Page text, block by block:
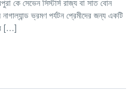
কে সেভেন সিস্টার্স রাজ্য বা সাত বোন
ভ্রমণ পর্যটন প্রেমীদের জন্য একটি
[…]